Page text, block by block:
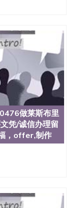
做莱斯布里
凭/诚信办理留
，offer,制作